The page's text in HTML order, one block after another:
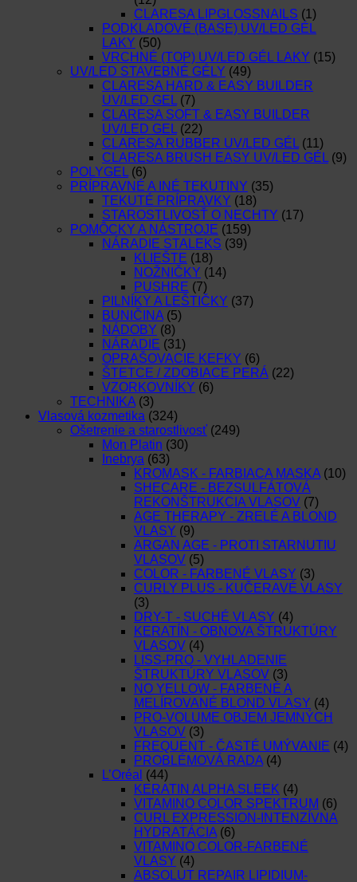
CLARESA LIPGLOSSNAILS (1)
PODKLADOVÉ (BASE) UV/LED GÉL
LAKY (50)
VRCHNÉ (TOP) UV/LED GÉL LAKY (15)
UV/LED STAVEBNÉ GÉLY (49)
CLARESA HARD & EASY BUILDER
UV/LED GEL (7)
CLARESA SOFT & EASY BUILDER
UV/LED GEL (22)
CLARESA RUBBER UV/LED GÉL (11)
CLARESA BRUSH EASY UV/LED GÉL (9)
POLYGEL (6)
PRÍPRAVNÉ A INÉ TEKUTINY (35)
TEKUTÉ PRÍPRAVKY (18)
STAROSTLIVOSŤ O NECHTY (17)
POMÔCKY A NÁSTROJE (159)
NÁRADIE STALEKS (39)
KLIEŠTE (18)
NOŽNIČKY (14)
PUSHRE (7)
PILNÍKY A LEŠTIČKY (37)
BUNIČINA (5)
NÁDOBY (8)
NÁRADIE (31)
OPRAŠOVACIE KEFKY (6)
ŠTETCE / ZDOBIACE PERÁ (22)
VZORKOVNÍKY (6)
TECHNIKA (3)
Vlasová kozmetika (324)
Ošetrenie a starostlivosť (249)
Mon Platin (30)
Inebrya (63)
KROMASK - FARBIACA MASKA (10)
SHECARE - BEZSULFÁTOVÁ
REKONŠTRUKCIA VLASOV (7)
AGE THERAPY - ZRELÉ A BLOND
VLASY (9)
ARGAN AGE - PROTI STARNUTIU
VLASOV (5)
COLOR - FARBENÉ VLASY (3)
CURLY PLUS - KUČERAVÉ VLASY
(3)
DRY-T - SUCHÉ VLASY (4)
KERATÍN - OBNOVA ŠTRUKTÚRY
VLASOV (4)
LISS-PRO - VYHLADENIE
ŠTRUKTÚRY VLASOV (3)
NO YELLOW - FARBENÉ A
MELÍROVANÉ BLOND VLASY (4)
PRO-VOLUME OBJEM JEMNÝCH
VLASOV (3)
FREQUENT - ČASTÉ UMÝVANIE (4)
PROBLÉMOVÁ RADA (4)
L’Oréal (44)
KERATIN ALPHA SLEEK (4)
VITAMINO COLOR SPEKTRUM (6)
CURL EXPRESSION-INTENZÍVNA
HYDRATÁCIA (6)
VITAMINO COLOR-FARBENÉ
VLASY (4)
ABSOLUT REPAIR LIPIDIUM-